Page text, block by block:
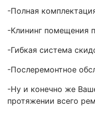
-Полная
-Клининг помещения
-Гибкая система
-Послеремонтное
-Ну и конечно же
протяжении всего